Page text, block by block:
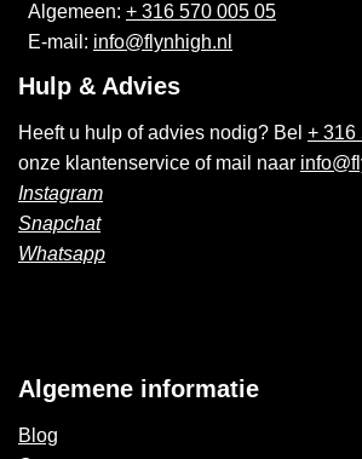
Algemeen: + 316 570 005 05
E-mail: info@flynhigh.nl
Hulp & Advies
Heeft u hulp of advies nodig? Bel + 316
onze klantenservice of mail naar
Instagram
Snapchat
Whatsapp
Algemene informatie
Blog